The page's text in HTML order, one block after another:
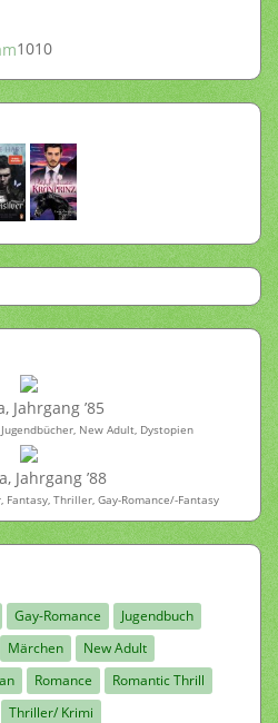
1010
Jahrgang ’85
New Adult, Dystopien
Jahrgang ’88
Fantasy, Thriller, Gay-Romance/-Fantasy
Gay-Romance
Jugendbuch
Märchen
New Adult
Romance
Romantic Thrill
Thriller/ Krimi